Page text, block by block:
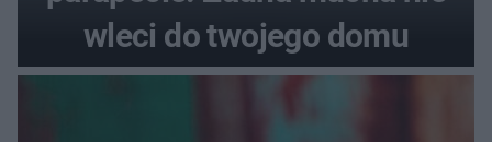
wleci do twojego domu